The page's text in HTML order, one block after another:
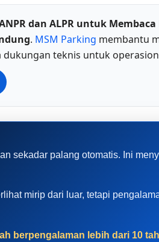
dan ALPR untuk
. MSM Parking membantu
teknis untuk
sekadar palang otomatis. Ini
mirip dari luar, tetapi
berpengalaman lebih dari 10